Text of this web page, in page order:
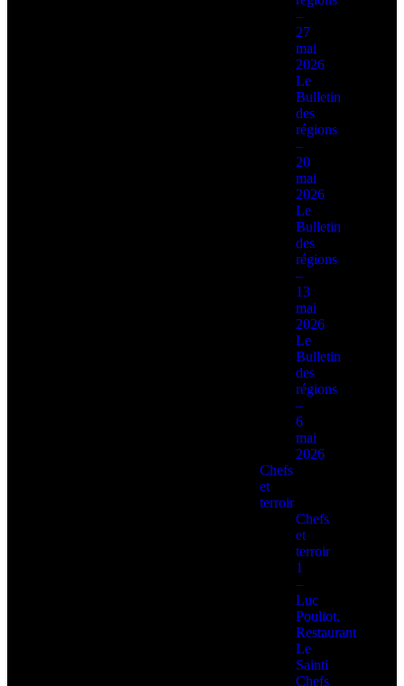
–
27
mai
2026
Le
Bulletin
des
régions
–
20
mai
2026
Le
Bulletin
des
régions
–
13
mai
2026
Le
Bulletin
des
régions
–
6
mai
2026
Chefs
et
terroir
Chefs
et
terroir
1
–
Luc
Pouliot,
Restaurant
Le
Sainti
Chefs